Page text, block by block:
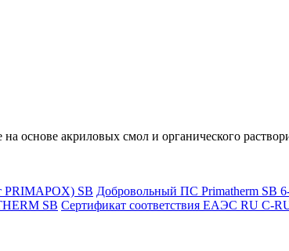
основе акриловых смол и органического
PRIMAPOX) SB Добровольный ПС Primatherm SB
SB Сертификат соответствия ЕАЭС RU С-